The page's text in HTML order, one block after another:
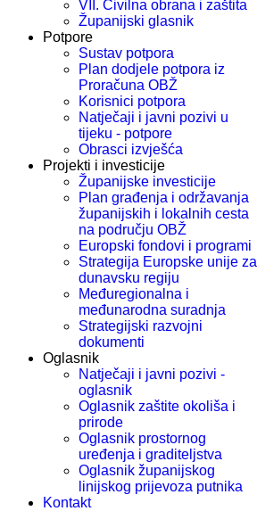
VII. Civilna obrana i zaštita
Županijski glasnik
Potpore
Sustav potpora
Plan dodjele potpora iz
Proračuna OBŽ
Korisnici potpora
Natječaji i javni pozivi u
tijeku - potpore
Obrasci izvješća
Projekti i investicije
Županijske investicije
Plan građenja i održavanja
županijskih i lokalnih cesta
na području OBŽ
Europski fondovi i programi
Strategija Europske unije za
dunavsku regiju
Međuregionalna i
međunarodna suradnja
Strategijski razvojni
dokumenti
Oglasnik
Natječaji i javni pozivi -
oglasnik
Oglasnik zaštite okoliša i
prirode
Oglasnik prostornog
uređenja i graditeljstva
Oglasnik županijskog
linijskog prijevoza putnika
Kontakt